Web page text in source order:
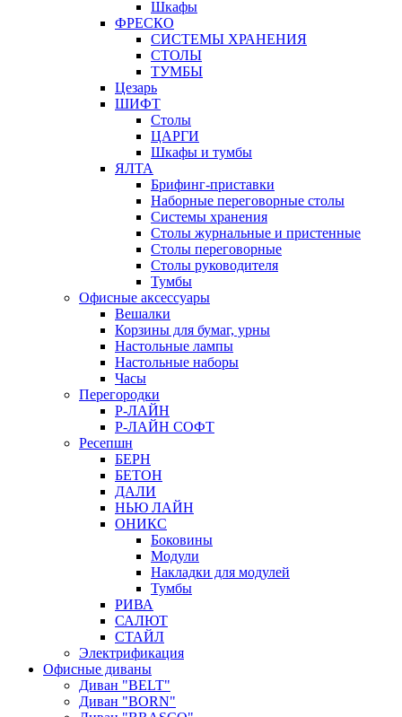
Шкафы
ФРЕСКО
СИСТЕМЫ ХРАНЕНИЯ
СТОЛЫ
ТУМБЫ
Цезарь
ШИФТ
Столы
ЦАРГИ
Шкафы и тумбы
ЯЛТА
Брифинг-приставки
Наборные переговорные столы
Системы хранения
Столы журнальные и пристенные
Столы переговорные
Столы руководителя
Тумбы
Офисные аксессуары
Вешалки
Корзины для бумаг, урны
Настольные лампы
Настольные наборы
Часы
Перегородки
Р-ЛАЙН
Р-ЛАЙН СОФТ
Ресепшн
БЕРН
БЕТОН
ДАЛИ
НЬЮ ЛАЙН
ОНИКС
Боковины
Модули
Накладки для модулей
Тумбы
РИВА
САЛЮТ
СТАЙЛ
Электрификация
Офисные диваны
Диван "BELT"
Диван "BORN"